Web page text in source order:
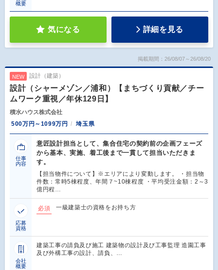
概要
気になる 詳細を見る
掲載期間：26/08/07～26/08/20
NEW 設計（建築）
設計（シャーメゾン／浦和）【まちづくり貢献／チー
ムワーク重視／年休129日】
積水ハウス株式会社
500万円～1099万円
埼玉県
仕事
内容
意匠設計担当として、集合住宅の契約前の企画フェーズ
から基本、実施、着工後まで一貫して担当いただきま
す。
【担当物件について】※エリアにより変動します。 ・担当物
件数：常時5棟程度、年間７~10棟程度 ・平均受注金額：2～3
億円程…
応募
資格
必須 一級建築士の資格をお持ち方
会社
概要
建築工事の請負及び施工 建築物の設計及び工事監理 造園工事
及び外構工事の設計、請負、…